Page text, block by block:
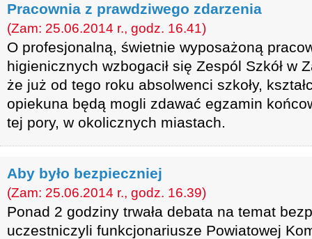
Pracownia z prawdziwego zdarzenia
(Zam: 25.06.2014 r., godz. 16.41)
O profesjonalną, świetnie wyposażoną
higienicznych wzbogacił się Zespól Szkół w
że już od tego roku absolwenci szkoły,
opiekuna będą mogli zdawać egzamin
tej pory, w okolicznych miastach.
Aby było bezpieczniej
(Zam: 25.06.2014 r., godz. 16.39)
Ponad 2 godziny trwała debata na temat
uczestniczyli funkcjonariusze Powiatowej